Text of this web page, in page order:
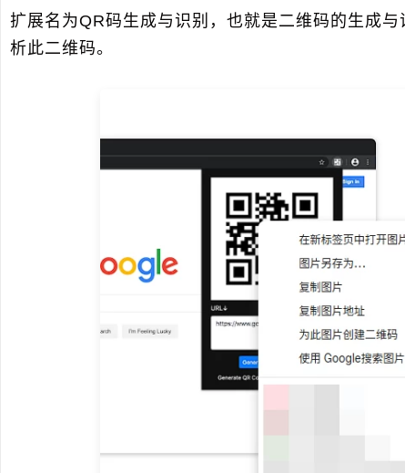
扩展名为QR码生成与识别，也就是二维码的生成
析此二维码。